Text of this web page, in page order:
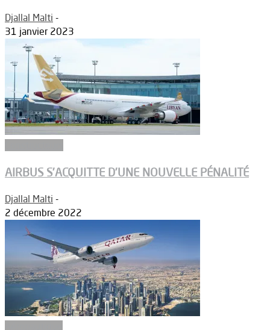
Djallal Malti -
31 janvier 2023
AIRBUS S’ACQUITTE D’UNE NOUVELLE PÉNALITÉ
Djallal Malti -
2 décembre 2022